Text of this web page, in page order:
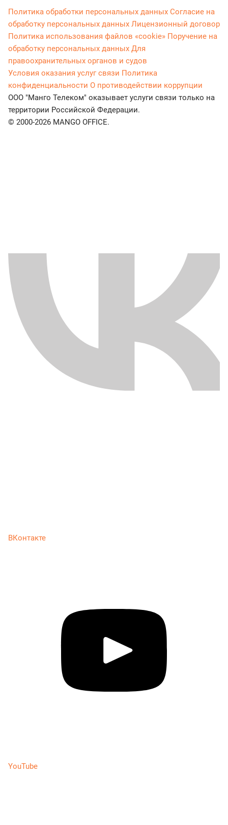
Политика обработки персональных данных Согласие на
обработку персональных данных Лицензионный договор
Политика использования файлов «cookie» Поручение на
обработку персональных данных Для
правоохранительных органов и судов
Условия оказания услуг связи Политика
конфиденциальности О противодействии коррупции
ООО "Манго Телеком" оказывает услуги связи только на
территории Российской Федерации.
© 2000-2026 MANGO OFFICE.
ВКонтакте
YouTube